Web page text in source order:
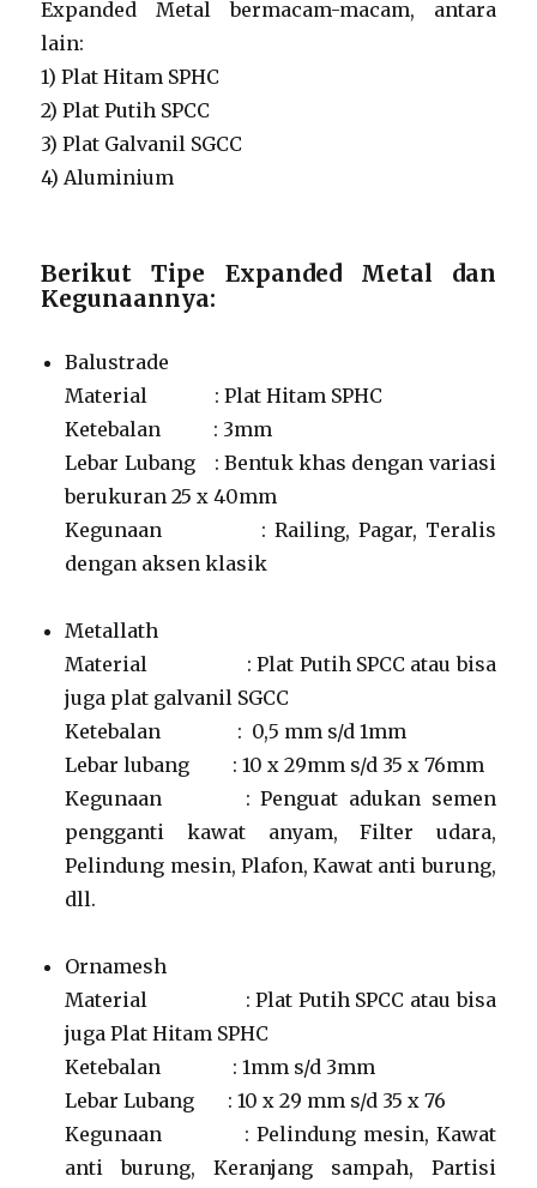
Expanded Metal bermacam-macam, antara
lain:
1) Plat Hitam SPHC
2) Plat Putih SPCC
3) Plat Galvanil SGCC
4) Aluminium
Berikut Tipe Expanded Metal dan
Kegunaannya:
Balustrade
Material : Plat Hitam SPHC
Ketebalan : 3mm
Lebar Lubang : Bentuk khas dengan variasi
berukuran 25 x 40mm
Kegunaan : Railing, Pagar, Teralis
dengan aksen klasik
Metallath
Material : Plat Putih SPCC atau bisa
juga plat galvanil SGCC
Ketebalan : 0,5 mm s/d 1mm
Lebar lubang : 10 x 29mm s/d 35 x 76mm
Kegunaan : Penguat adukan semen
pengganti kawat anyam, Filter udara,
Pelindung mesin, Plafon, Kawat anti burung,
dll.
Ornamesh
Material : Plat Putih SPCC atau bisa
juga Plat Hitam SPHC
Ketebalan : 1mm s/d 3mm
Lebar Lubang : 10 x 29 mm s/d 35 x 76
Kegunaan : Pelindung mesin, Kawat
anti burung, Keranjang sampah, Partisi